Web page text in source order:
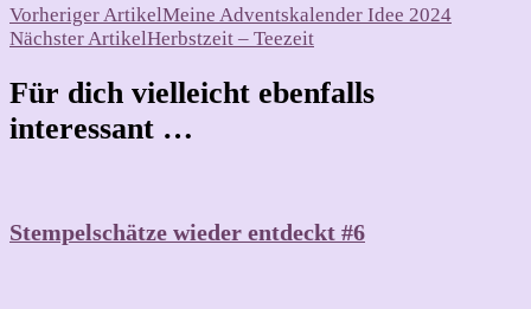
Beitragsnavigation
Vorheriger ArtikelMeine Adventskalender Idee 2024
Nächster ArtikelHerbstzeit – Teezeit
Für dich vielleicht ebenfalls
interessant …
Stempelschätze wieder entdeckt #6